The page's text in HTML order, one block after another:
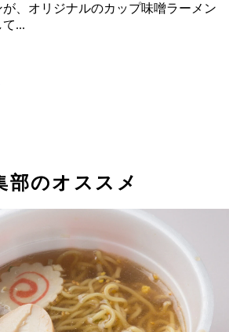
、オリジナルのカップ味噌ラーメン
て...
部のオススメ